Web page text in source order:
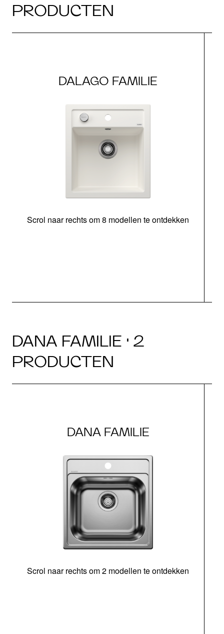
PRODUCTEN
DALAGO FAMILIE
Scrol naar rechts om 8 modellen te ontdekken
DANA FAMILIE · 2
PRODUCTEN
DANA FAMILIE
Scrol naar rechts om 2 modellen te ontdekken